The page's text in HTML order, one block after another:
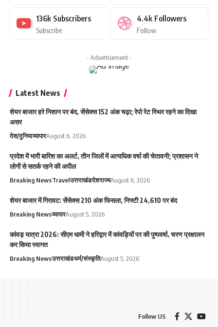
136k Subscribers
Subscribe
4.4k Followers
Follow
- Advertisement -
Latest News
शेयर बाजार हरे निशान पर बंद, सेंसेक्स 152 अंक चढ़ा; रेपो रेट स्थिर रहने का दिखा
असर
देश/दुनियाव्यापारAugust 6, 2026
प्रदेश में भारी बारिश का अलर्ट, तीन जिलों में अत्यधिक वर्षा की चेतावनी; प्रशासन ने
लोगों से सतर्क रहने की अपील
Breaking NewsTravelउत्तराखंडदेशराज्यAugust 6, 2026
शेयर बाजार में गिरावट: सेंसेक्स 210 अंक फिसला, निफ्टी 24,610 पर बंद
Breaking Newsव्यापारAugust 5, 2026
कांवड़ यात्रा 2026: सीएम धामी ने हरिद्वार में कांवड़ियों पर की पुष्पवर्षा, चरण प्रक्षालन
कर किया स्वागत
Breaking Newsउत्तराखंडधर्म/संस्कृतिAugust 5, 2026
Follow US